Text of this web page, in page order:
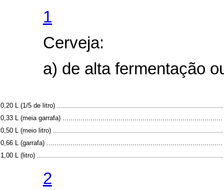
1
Cerveja:
a) de alta fermentação
0,20 L (1/5 de litro) ...................................................................................
0,33 L (meia garrafa) ................................................................................
0,50 L (meio litro) .....................................................................................
0,66 L (garrafa) ........................................................................................
1,00 L (litro) .............................................................................................
2